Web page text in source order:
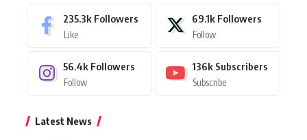
235.3k Followers
Like
69.1k Followers
Follow
56.4k Followers
Follow
136k Subscribers
Subscribe
Latest News